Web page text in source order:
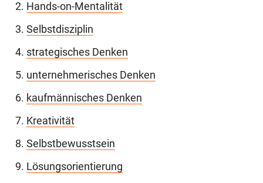
Hands-on-Mentalität
Selbstdisziplin
strategisches Denken
unternehmerisches Denken
kaufmännisches Denken
Kreativität
Selbstbewusstsein
Lösungsorientierung